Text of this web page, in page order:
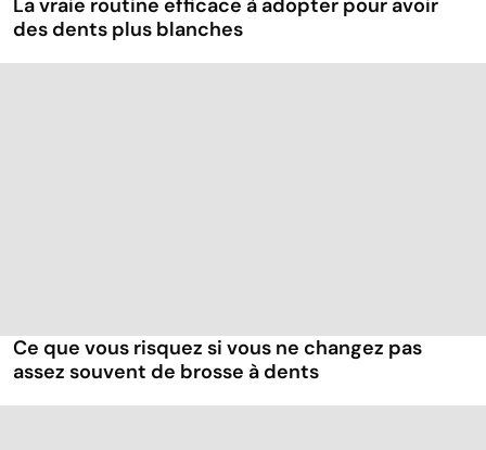
La vraie routine efficace à adopter pour avoir
des dents plus blanches
Ce que vous risquez si vous ne changez pas
assez souvent de brosse à dents